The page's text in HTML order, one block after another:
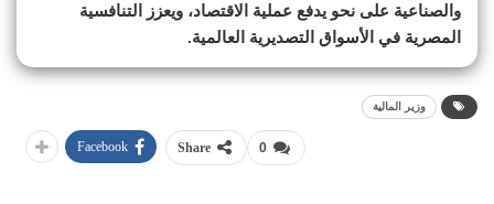
والصناعية على نحو يدفع عملية الاقتصاد، ويعزز التنافسية
المصرية في الأسواق التصديرية العالمية.
وزير المالية
0
Share
Facebook